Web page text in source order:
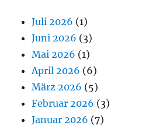
Juli 2026 (1)
Juni 2026 (3)
Mai 2026 (1)
April 2026 (6)
März 2026 (5)
Februar 2026 (3)
Januar 2026 (7)